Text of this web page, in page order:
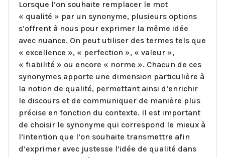
Lorsque l’on souhaite remplacer le mot
« qualité » par un synonyme, plusieurs options
s’offrent à nous pour exprimer la même idée
avec nuance. On peut utiliser des termes tels que
« excellence », « perfection », « valeur »,
« fiabilité » ou encore « norme ». Chacun de ces
synonymes apporte une dimension particulière à
la notion de qualité, permettant ainsi d’enrichir
le discours et de communiquer de manière plus
précise en fonction du contexte. Il est important
de choisir le synonyme qui correspond le mieux à
l’intention que l’on souhaite transmettre afin
d’exprimer avec justesse l’idée de qualité dans